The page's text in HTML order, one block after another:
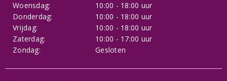
Woensdag:
10:00 - 18:00 uur
Donderdag:
10:00 - 18:00 uur
Vrijdag:
10:00 - 18:00 uur
Zaterdag:
10:00 - 17:00 uur
Zondag:
Gesloten